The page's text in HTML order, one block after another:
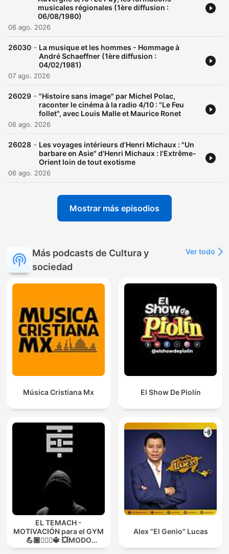
musicales régionales (1ère diffusion :
06/08/1980)
06 ago. 2026
26030 - La musique et les hommes - Hommage à
André Schaeffner (1ère diffusion :
04/02/1981)
07 ago. 2026
26029 - "Histoire sans image" par Michel Polac,
raconter le cinéma à la radio 4/10 : "Le Feu
follet", avec Louis Malle et Maurice Ronet
06 ago. 2026
26028 - Les voyages intérieurs d’Henri Michaux : "Un
barbare en Asie" d'Henri Michaux : l'Extrême-
Orient loin de tout exotisme
06 ago. 2026
Mostrar más episodios
Más podcasts de Cultura y
sociedad
Ver todo
Música Cristiana Mx El Show De Piolín
EL TEMACH -
MOTIVACIÓN para el GYM
💪🏼🏋🏻‍♀🔱 💥MODO
GUERRA💥
Alex "El Genio" Lucas